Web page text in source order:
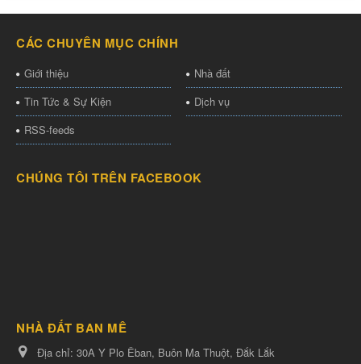
CÁC CHUYÊN MỤC CHÍNH
Giới thiệu
Nhà đất
Tin Tức & Sự Kiện
Dịch vụ
RSS-feeds
CHÚNG TÔI TRÊN FACEBOOK
NHÀ ĐẤT BAN MÊ
Địa chỉ: 30A Y Plo Êban, Buôn Ma Thuột, Đắk Lắk